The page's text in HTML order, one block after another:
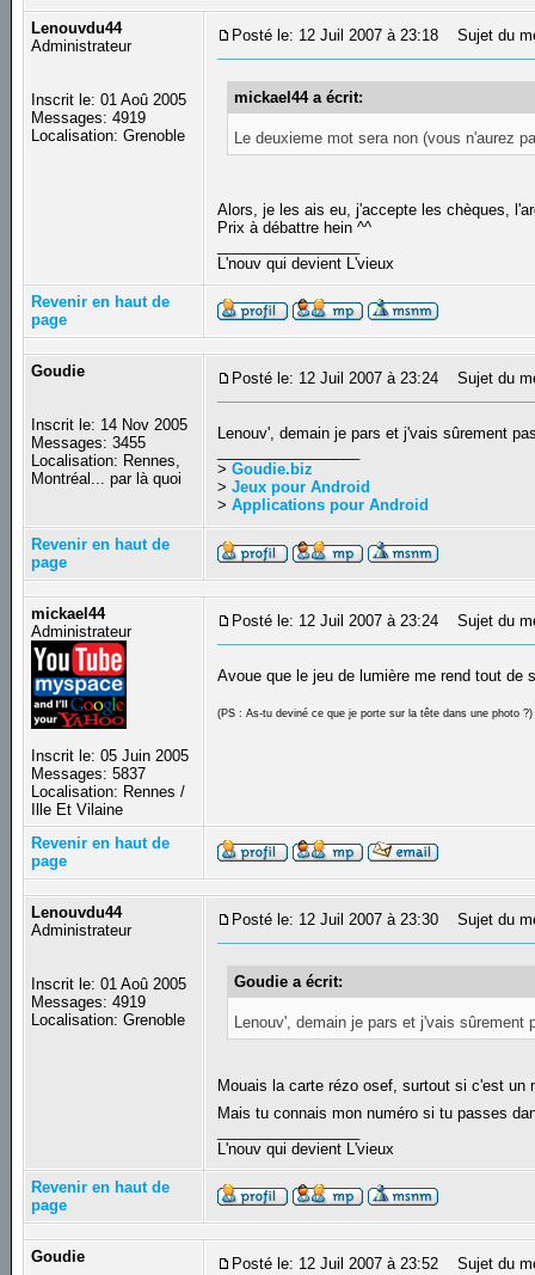
Lenouvdu44
Administrateur
Inscrit le: 01 Aoû 2005
Messages: 4919
Localisation: Grenoble
Posté le: 12 Juil 2007 à 23:18 Sujet du
mickael44 a écrit:
Le deuxieme mot sera non (vous n'aurez
Alors, je les ais eu, j'accepte les chèques,
Prix à débattre hein ^^
L'nouv qui devient L'vieux
Revenir en haut de
page
Goudie
Inscrit le: 14 Nov 2005
Messages: 3455
Localisation: Rennes,
Montréal... par là quoi
Posté le: 12 Juil 2007 à 23:24 Sujet du
Lenouv', demain je pars et j'vais sûrement
>Goudie.biz
>Jeux pour Android
>Applications pour Android
Revenir en haut de
page
mickael44
Administrateur
Inscrit le: 05 Juin 2005
Messages: 5837
Localisation: Rennes /
Ille Et Vilaine
Posté le: 12 Juil 2007 à 23:24 Sujet du
Avoue que le jeu de lumière me rend tout
(PS : As-tu deviné ce que je porte sur la tête dans une photo ?)
Revenir en haut de
page
Lenouvdu44
Administrateur
Inscrit le: 01 Aoû 2005
Messages: 4919
Localisation: Grenoble
Posté le: 12 Juil 2007 à 23:30 Sujet du
Goudie a écrit:
Lenouv', demain je pars et j'vais
Mouais la carte rézo osef, surtout si c'est un
Mais tu connais mon numéro si tu passes
L'nouv qui devient L'vieux
Revenir en haut de
page
Goudie Posté le: 12 Juil 2007 à 23:52 Sujet du